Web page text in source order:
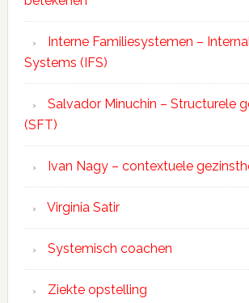
Interne Familiesystemen –
Systems (IFS)
Salvador Minuchin – Structurele
(SFT)
Ivan Nagy – contextuele
Virginia Satir
Systemisch coachen
Ziekte opstelling